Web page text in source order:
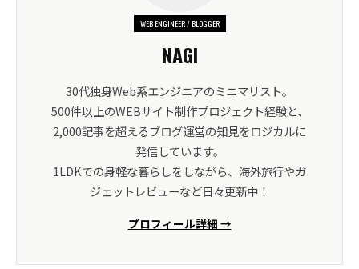
WEB ENGINEER / BLOGGER
NAGI
30代独身Web系エンジニアのミニマリスト。
500件以上のWEBサイト制作プロジェクト経験と、
2,000記事を超えるブログ運営の知見をロジカルに
発信しています。
1LDKでの身軽な暮らしをしながら、海外旅行やガ
ジェットレビューなど日々更新中！
プロフィール詳細 →